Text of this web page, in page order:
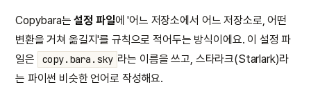
Copybara는설정 파일에 '어느 저장소에서 어느 저장소로, 어떤
변환을 거쳐 옮길지'를 규칙으로 적어두는 방식이에요. 이 설정 파
일은
copy.bara.sky 라는 이름을 쓰고, 스타라크(Starlark)라
는 파이썬 비슷한 언어로 작성해요.